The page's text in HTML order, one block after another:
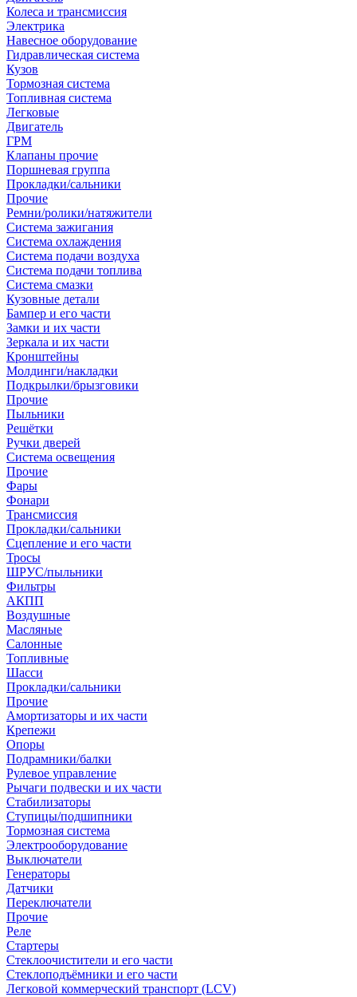
Колеса и трансмиссия
Электрика
Навесное оборудование
Гидравлическая система
Кузов
Тормозная система
Топливная система
Легковые
Двигатель
ГРМ
Клапаны прочие
Поршневая группа
Прокладки/сальники
Прочие
Ремни/ролики/натяжители
Система зажигания
Система охлаждения
Система подачи воздуха
Система подачи топлива
Система смазки
Кузовные детали
Бампер и его части
Замки и их части
Зеркала и их части
Кронштейны
Молдинги/накладки
Подкрылки/брызговики
Прочие
Пыльники
Решётки
Ручки дверей
Система освещения
Прочие
Фары
Фонари
Трансмиссия
Прокладки/сальники
Сцепление и его части
Тросы
ШРУС/пыльники
Фильтры
АКПП
Воздушные
Масляные
Салонные
Топливные
Шасси
Прокладки/сальники
Прочие
Амортизаторы и их части
Крепежи
Опоры
Подрамники/балки
Рулевое управление
Рычаги подвески и их части
Стабилизаторы
Ступицы/подшипники
Тормозная система
Электрооборудование
Выключатели
Генераторы
Датчики
Переключатели
Прочие
Реле
Стартеры
Стеклоочистители и его части
Стеклоподъёмники и его части
Легковой коммерческий транспорт (LCV)